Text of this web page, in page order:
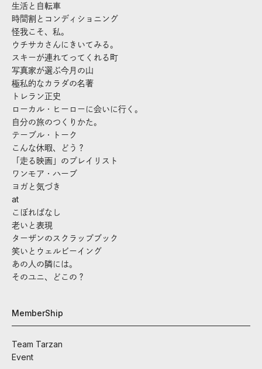
生活と自転車
時間割とコンディショニング
怪我こそ、私。
ウチサカさんにきいてみる。
スキーが連れてってくれる町
写真家が選ぶ今月の山
極私的なカラダの名著
トレラン正史
ローカル・ヒーローに会いに行く。
自分の旅のつくりかた。
テーブル・トーク
こんな休暇、どう？
「走る映画」のプレイリスト
ワンモア・ハーブ
ヨガと気づき
at
こぼればなし
老いと表現
ターザンのスクラップブック
笑いとウェルビーイング
あの人の隣には。
そのユニ、どこの？
MemberShip
Team Tarzan
Event